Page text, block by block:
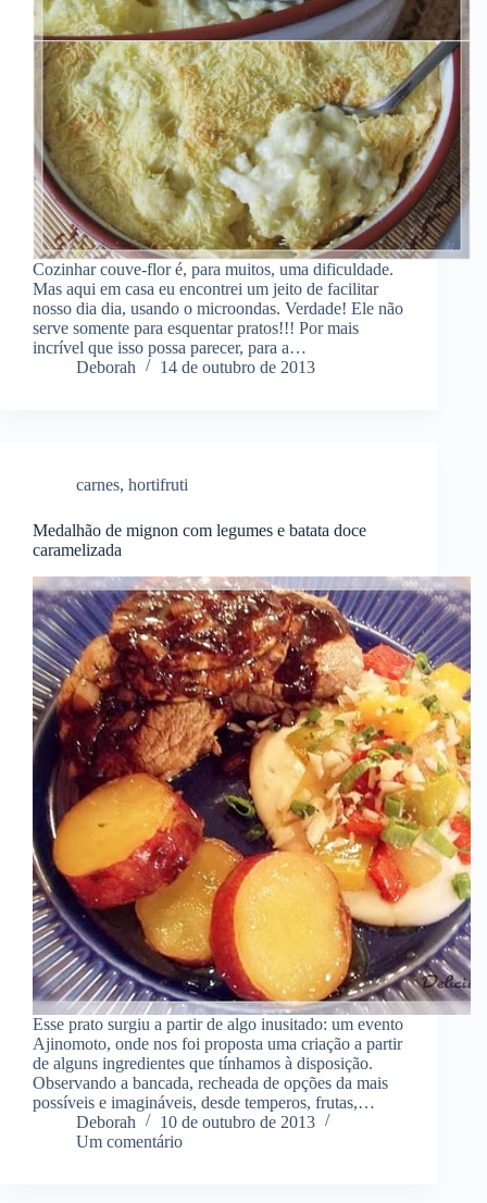
Cozinhar couve-flor é, para muitos, uma dificuldade.
Mas aqui em casa eu encontrei um jeito de facilitar
nosso dia dia, usando o microondas. Verdade! Ele não
serve somente para esquentar pratos!!! Por mais
incrível que isso possa parecer, para a…
Deborah
14 de outubro de 2013
carnes, hortifruti
Medalhão de mignon com legumes e batata doce
caramelizada
Esse prato surgiu a partir de algo inusitado: um evento
Ajinomoto, onde nos foi proposta uma criação a partir
de alguns ingredientes que tínhamos à disposição.
Observando a bancada, recheada de opções da mais
possíveis e imagináveis, desde temperos, frutas,…
Deborah
10 de outubro de 2013
Um comentário